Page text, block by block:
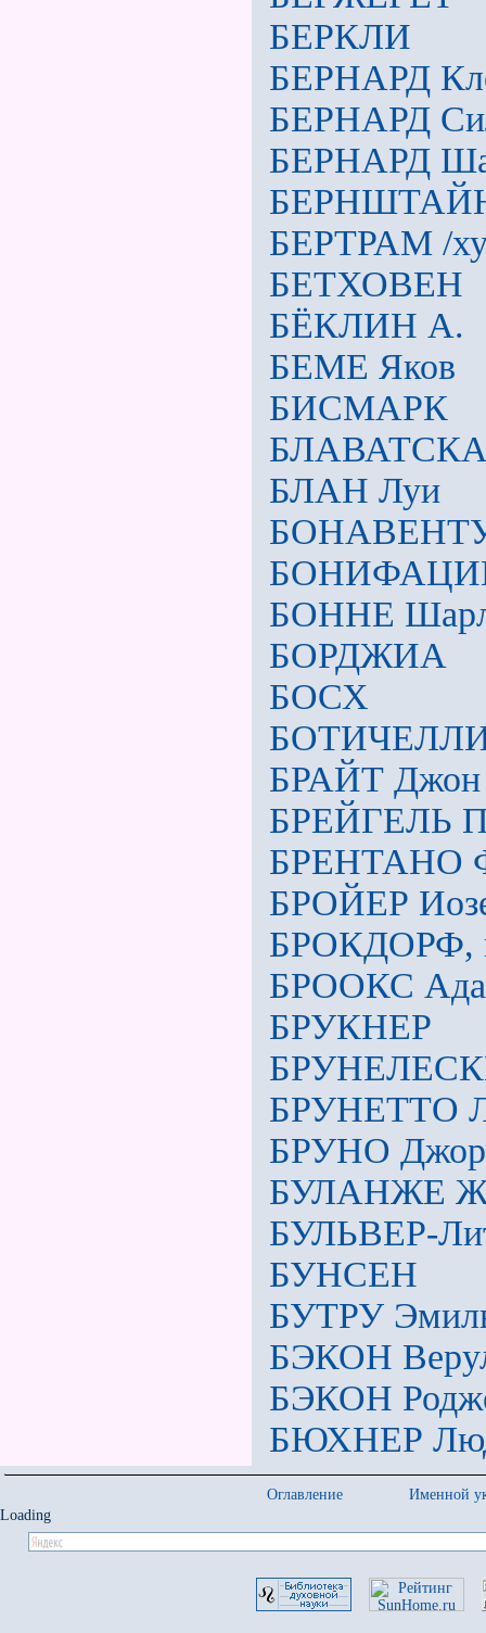
БЕРКЛИ
БЕРНАРД
БЕРНАРД
БЕРНАРД
БЕРТРАМ /
БЕТХОВЕН
БЁКЛИН А.
БЕМЕ Яков
БИСМАРК
БЛАН Луи
БОННЕ
БОРДЖИА
БОСХ
БРАЙТ Джон
БРЕЙГЕЛЬ
БРЕНТАНО
БРОЙЕР
БРОКДОРФ,
БРООКС
БРУКНЕР
БРУНЕТТО
БРУНО
БУЛАНЖЕ
БУЛЬВЕР-
БУНСЕН
БУТРУ
БЭКОН
БЭКОН
БЮХНЕР
Оглавление
Именной
Loading